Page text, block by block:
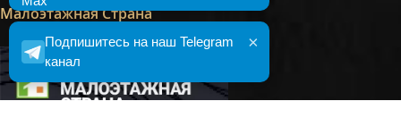
Малоэтажная Страна
×
Подпишитесь на наш Telegram
канал